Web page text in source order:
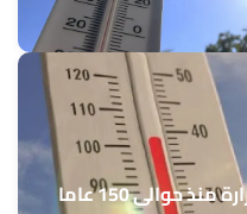
حوالي 150 عاما